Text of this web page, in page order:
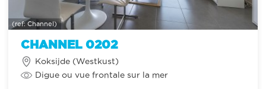
CHANNEL 0202
(ref: Channel)
Koksijde (Westkust)
Digue ou vue frontale sur la mer